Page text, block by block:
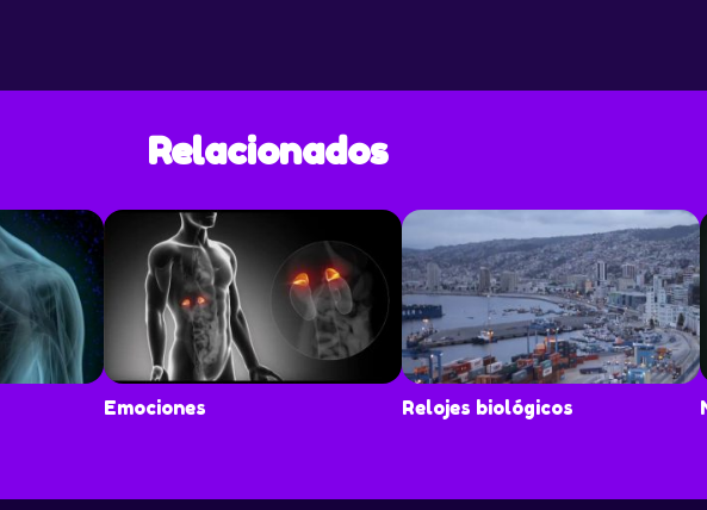
Relacionados
Emociones Relojes biológicos